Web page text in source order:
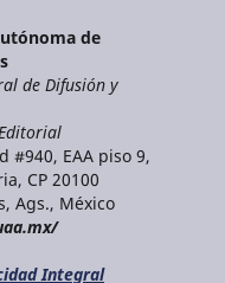
de
de Difusión y
#940, EAA piso 9,
CP 20100
Ags., México
Integral